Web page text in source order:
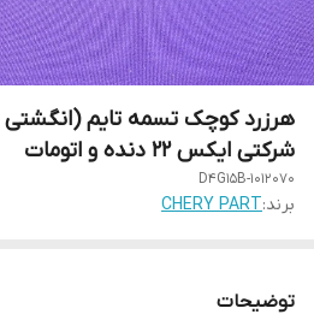
هرزرد کوچک تسمه تایم (انگشتی
شرکتی ایکس 22 دنده و اتومات
D4G15B-1012070
برند:CHERY PART
توضیحات